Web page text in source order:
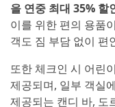
을 연중 최대 35% 할
이를 위한 편의 용품
객도 짐 부담 없이 편
또한 체크인 시 어린
제공되며, 일부 객실
제공되는 캔디 바, 도